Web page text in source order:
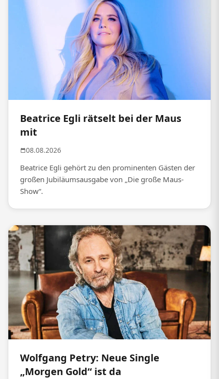
Beatrice Egli rätselt bei der Maus
mit
08.08.2026
Beatrice Egli gehört zu den prominenten Gästen der
großen Jubiläumsausgabe von „Die große Maus-
Show“.
Wolfgang Petry: Neue Single
„Morgen Gold“ ist da